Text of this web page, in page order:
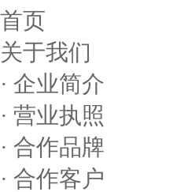
首页
关于我们
· 企业简介
· 营业执照
· 合作品牌
· 合作客户